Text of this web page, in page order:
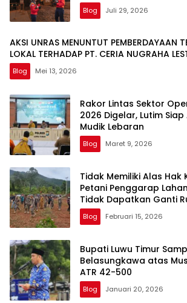
Blog Juli 29, 2026
AKSI UNRAS MENUNTUT PEMBERDAYAAN
LOKAL TERHADAP PT. CERIA NUGRAHA
Blog Mei 13, 2026
Rakor Lintas Sektor
2026 Digelar, Lutim
Mudik Lebaran
Blog Maret 9, 2026
Tidak Memiliki Alas Hak
Petani Penggarap
Tidak Dapatkan Ganti
Blog Februari 15, 2026
Bupati Luwu Timur
Belasungkawa atas
ATR 42-500
Blog Januari 20, 2026